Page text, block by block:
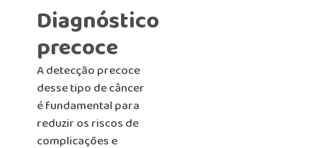
Diagnóstico
precoce
A detecção precoce
desse tipo de câncer
é fundamental para
reduzir os riscos de
complicações e